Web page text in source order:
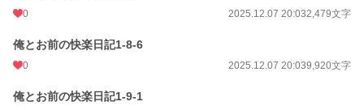
0 2025.12.07 20:032,479文字
俺とお前の快楽日記1-8-6
0 2025.12.07 20:039,920文字
俺とお前の快楽日記1-9-1